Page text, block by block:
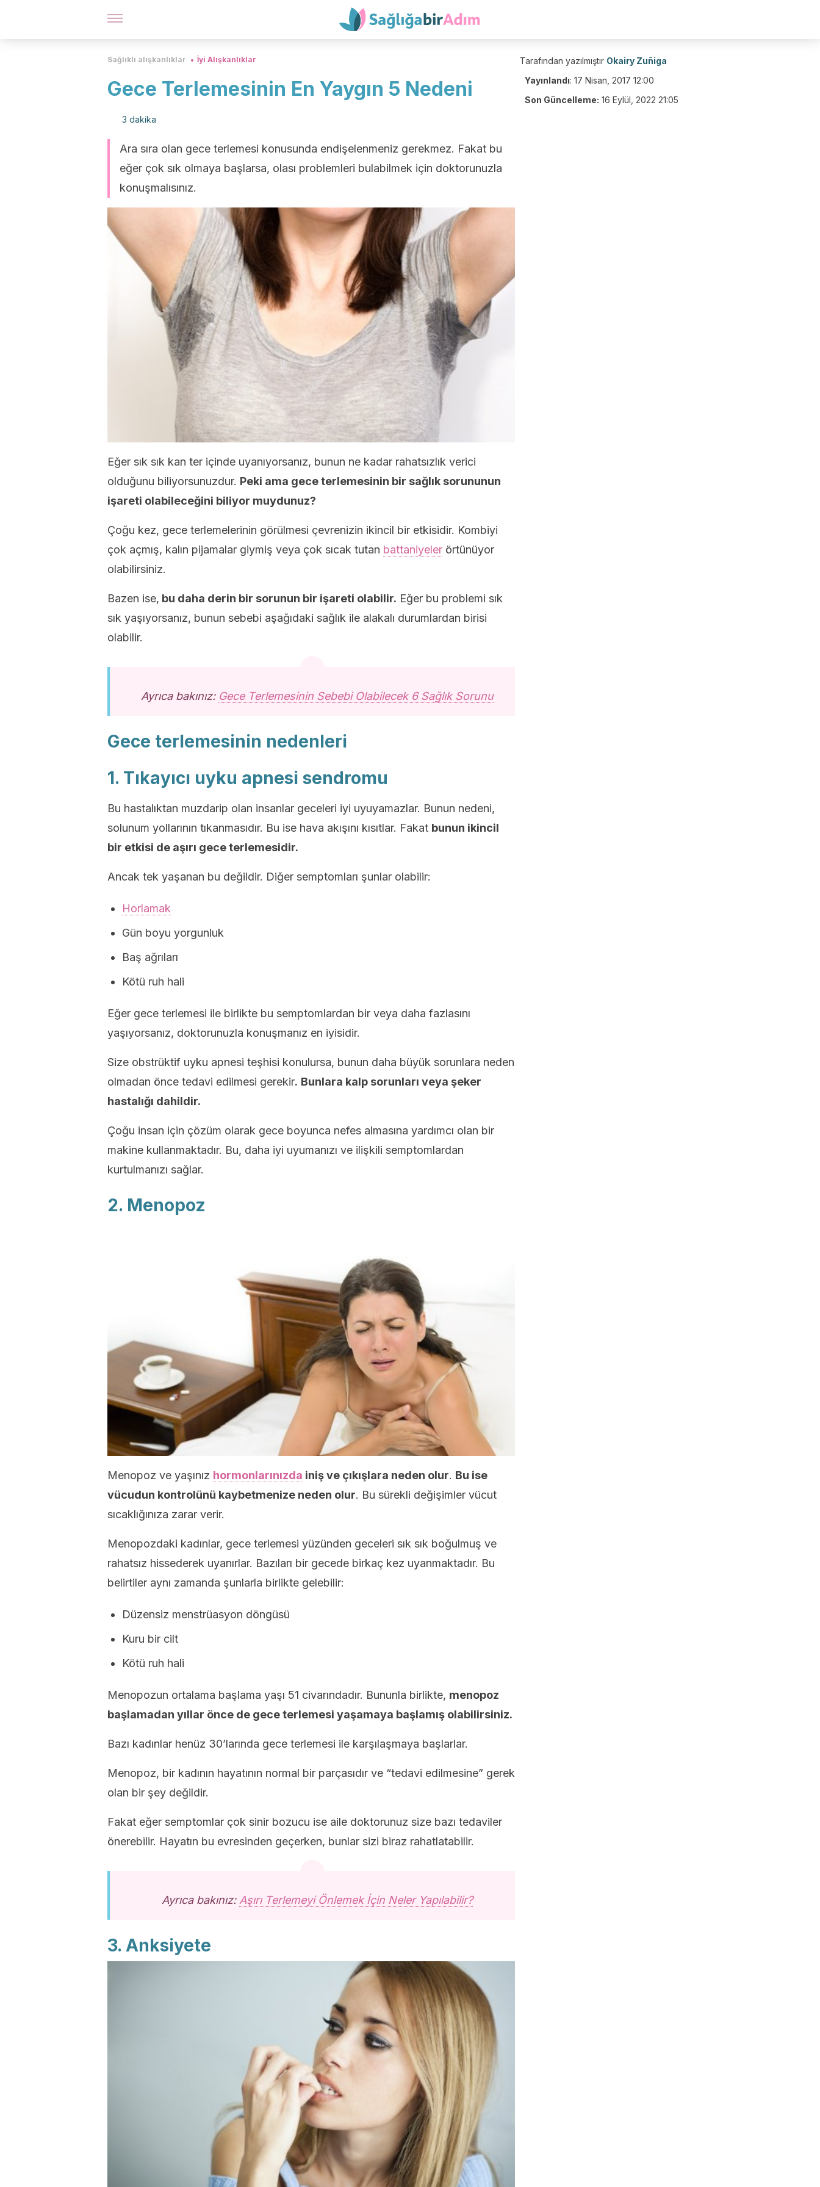
Sağlıklı alışkanlıklar İyi Alışkanlıklar
Gece Terlemesinin En Yaygın 5 Nedeni
3 dakika
Ara sıra olan gece terlemesi konusunda endişelenmeniz gerekmez. Fakat bu
eğer çok sık olmaya başlarsa, olası problemleri bulabilmek için doktorunuzla
konuşmalısınız.
Eğer sık sık kan ter içinde uyanıyorsanız, bunun ne kadar rahatsızlık verici
olduğunu biliyorsunuzdur. Peki ama gece terlemesinin bir sağlık sorununun
işareti olabileceğini biliyor muydunuz?
Çoğu kez, gece terlemelerinin görülmesi çevrenizin ikincil bir etkisidir. Kombiyi
çok açmış, kalın pijamalar giymiş veya çok sıcak tutan battaniyeler örtünüyor
olabilirsiniz.
Bazen ise, bu daha derin bir sorunun bir işareti olabilir. Eğer bu problemi sık
sık yaşıyorsanız, bunun sebebi aşağıdaki sağlık ile alakalı durumlardan birisi
olabilir.
Ayrıca bakınız: Gece Terlemesinin Sebebi Olabilecek 6 Sağlık Sorunu
Gece terlemesinin nedenleri
1. Tıkayıcı uyku apnesi sendromu
Bu hastalıktan muzdarip olan insanlar geceleri iyi uyuyamazlar. Bunun nedeni,
solunum yollarının tıkanmasıdır. Bu ise hava akışını kısıtlar. Fakat bunun ikincil
bir etkisi de aşırı gece terlemesidir.
Ancak tek yaşanan bu değildir. Diğer semptomları şunlar olabilir:
Horlamak
Gün boyu yorgunluk
Baş ağrıları
Kötü ruh hali
Eğer gece terlemesi ile birlikte bu semptomlardan bir veya daha fazlasını
yaşıyorsanız, doktorunuzla konuşmanız en iyisidir.
Size obstrüktif uyku apnesi teşhisi konulursa, bunun daha büyük sorunlara neden
olmadan önce tedavi edilmesi gerekir. Bunlara kalp sorunları veya şeker
hastalığı dahildir.
Çoğu insan için çözüm olarak gece boyunca nefes almasına yardımcı olan bir
makine kullanmaktadır. Bu, daha iyi uyumanızı ve ilişkili semptomlardan
kurtulmanızı sağlar.
2. Menopoz
Menopoz ve yaşınız hormonlarınızda iniş ve çıkışlara neden olur. Bu ise
vücudun kontrolünü kaybetmenize neden olur. Bu sürekli değişimler vücut
sıcaklığınıza zarar verir.
Menopozdaki kadınlar, gece terlemesi yüzünden geceleri sık sık boğulmuş ve
rahatsız hissederek uyanırlar. Bazıları bir gecede birkaç kez uyanmaktadır. Bu
belirtiler aynı zamanda şunlarla birlikte gelebilir:
Düzensiz menstrüasyon döngüsü
Kuru bir cilt
Kötü ruh hali
Menopozun ortalama başlama yaşı 51 civarındadır. Bununla birlikte, menopoz
başlamadan yıllar önce de gece terlemesi yaşamaya başlamış olabilirsiniz.
Bazı kadınlar henüz 30’larında gece terlemesi ile karşılaşmaya başlarlar.
Menopoz, bir kadının hayatının normal bir parçasıdır ve “tedavi edilmesine” gerek
olan bir şey değildir.
Fakat eğer semptomlar çok sinir bozucu ise aile doktorunuz size bazı tedaviler
önerebilir. Hayatın bu evresinden geçerken, bunlar sizi biraz rahatlatabilir.
Ayrıca bakınız: Aşırı Terlemeyi Önlemek İçin Neler Yapılabilir?
3. Anksiyete
Tarafından yazılmıştır Okairy Zuñiga
Yayınlandı: 17 Nisan, 2017 12:00
Son Güncelleme: 16 Eylül, 2022 21:05